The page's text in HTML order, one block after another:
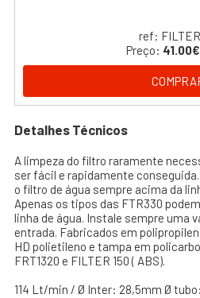
ref:
Preço: 41.00€
Detalhes Técnicos
A limpeza do filtro raramente
ser fácil e rapidamente
o filtro de água sempre acima da
Apenas os tipos das FTR330
linha de água. Instale sempre uma
entrada. Fabricados em
HD polietileno e tampa em
FRT1320 e FILTER 150 ( ABS).
114 Lt/min / Ø Inter: 28,5mm Ø tubo: